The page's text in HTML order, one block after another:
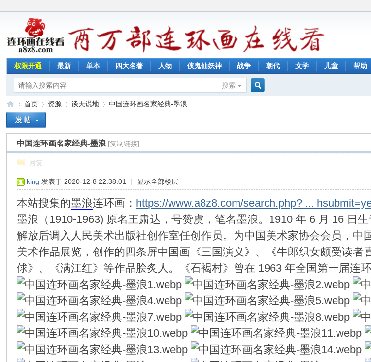
权限开通 最新 单本 四大名著 人物 侠鬼仙妖神 战争 朝代 文学 儿童 帮助
搜索
»
首页
›
资源
›
谈天说地
›
中国连环画名家经典-墨浪
中国连环画名家经典-墨浪 [复制链接]
回复
king 发表于 2020-12-8 22:38:01 | 显示全部楼层
本站搜集的墨浪连环画： https://www.a8z8.com/search.php? ...
墨浪（1910-1963) 原名王肃达，号赞虞，笔名墨浪。1910 年 6 月 16 日
解放后调入人民美术出版社创作室任创作员。为中国美术家协会会员，
美术作品展览，创作的四条屏中国画《三国演义 》、《牛郎织女颇受读者
俅》、《满江红》等作品脍炙人。《石褐村》曾在 1963 年全国第一届连环